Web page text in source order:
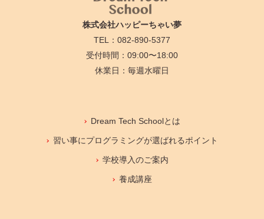
株式会社ハッピーちゃい夢
TEL：082-890-5377
受付時間：09:00〜18:00
休業日：毎週水曜日
Dream Tech Schoolとは
習い事にプログラミングが選ばれるポイント
学校導入のご案内
養成講座